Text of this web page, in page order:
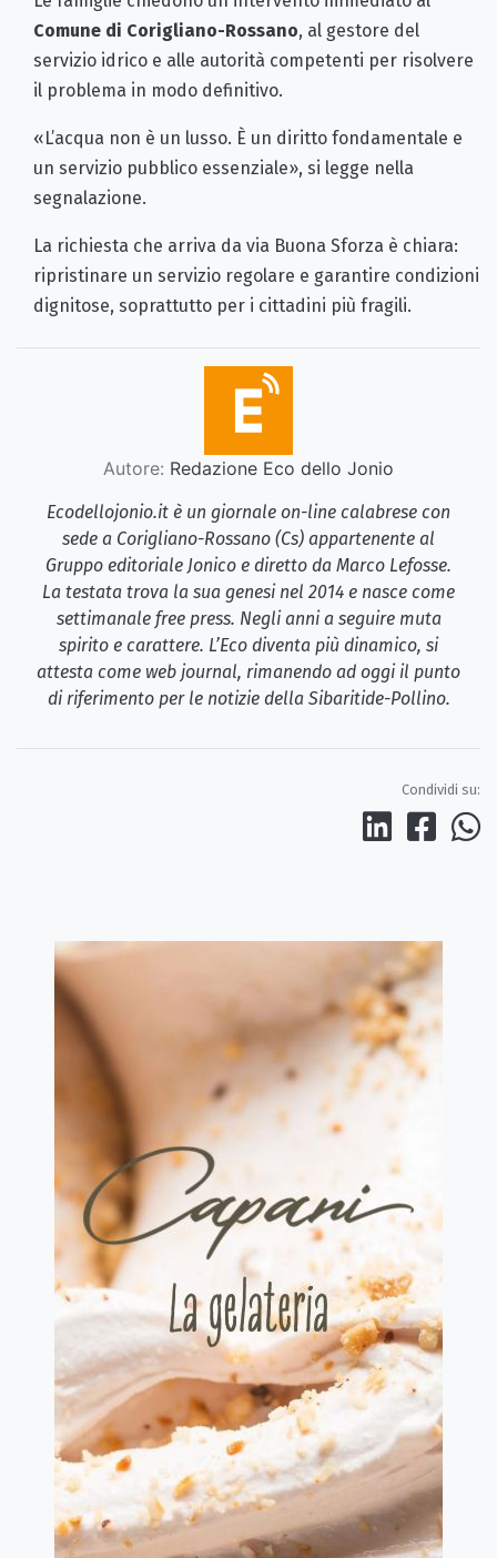
Comune di Corigliano-Rossano, al gestore del
servizio idrico e alle autorità competenti per risolvere
il problema in modo definitivo.
«L’acqua non è un lusso. È un diritto fondamentale e
un servizio pubblico essenziale», si legge nella
segnalazione.
La richiesta che arriva da via Buona Sforza è chiara:
ripristinare un servizio regolare e garantire condizioni
dignitose, soprattutto per i cittadini più fragili.
Autore: Redazione Eco dello Jonio
Ecodellojonio.it è un giornale on-line calabrese con
sede a Corigliano-Rossano (Cs) appartenente al
Gruppo editoriale Jonico e diretto da Marco Lefosse.
La testata trova la sua genesi nel 2014 e nasce come
settimanale free press. Negli anni a seguire muta
spirito e carattere. L’Eco diventa più dinamico, si
attesta come web journal, rimanendo ad oggi il punto
di riferimento per le notizie della Sibaritide-Pollino.
Condividi su: